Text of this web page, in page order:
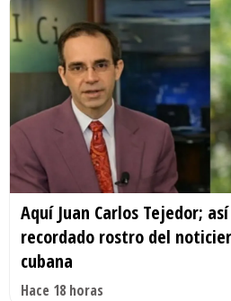
Aquí Juan Carlos Tejedor;
recordado rostro del
cubana
Hace 18 horas